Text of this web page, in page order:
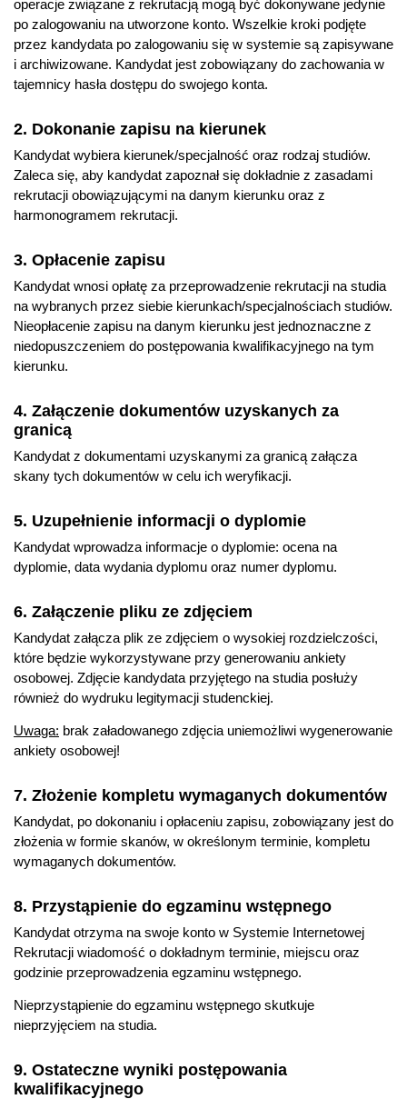
– charakterystyczne dla danej specjalności. Są to:
Dla specjalności akustyka audiologiczna:
Projekt Kompleksowej diagnostyki słuchu
Innowacyjne technologie w aparatach słuchowych
Metody neuroobrazowania
Diagnostyka centralnych zaburzeń przetwarzania
słuchowego
Telemedycyna i zdalna diagnostyka
Implanty ślimakowe
Rozszerzona diagnostyka układu słuchowego
Dla specjalności akustyka stosowana:
Modelowanie hałasu lotniczego
Aktywne metody redukcji hałasu
Metody redukcji środowiskowych źródeł hałasu
Dla specjalności dźwięk i multimedia:
Projekt audiowizualny
Dźwięk w filmach i grach
Wizualizacje i animacje
Kompetencje absolwenta
Posiada wiedzę i umiejętności w zakresie wykorzystania
narzędzi statystycznych i programistycznych w swojej
Jest przygotowany do podjęcia studiów doktoranckich na
Jest przygotowany do wykonywania pracy lub prowadzenia
reżyseria dźwięku, ochrona środowiska przed hałasem,
multimedia, zastosowania ultradźwięków w medycynie.
Perspektywy zawodowe
punkty protetyczne (dopasowanie aparatów słuchowych,
wykonywanie badań słuchu);
szpitale, kliniki (wykonywanie badań słuchu, programowanie
dystrybutorzy aparatów słuchowych;
audiometrycznego;
inspektoraty ochrony środowiska;
operacje związane z rekrutacją mogą być dokonywane jedynie
po zalogowaniu na utworzone konto. Wszelkie kroki podjęte
przez kandydata po zalogowaniu się w systemie są zapisywane
i archiwizowane. Kandydat jest zobowiązany do zachowania w
tajemnicy hasła dostępu do swojego konta.
2. Dokonanie zapisu na kierunek
Kandydat wybiera kierunek/specjalność oraz rodzaj studiów.
Zaleca się, aby kandydat zapoznał się dokładnie z zasadami
rekrutacji obowiązującymi na danym kierunku oraz z
harmonogramem rekrutacji.
3. Opłacenie zapisu
Kandydat wnosi opłatę za przeprowadzenie rekrutacji na studia
na wybranych przez siebie kierunkach/specjalnościach studiów.
Nieopłacenie zapisu na danym kierunku jest jednoznaczne z
niedopuszczeniem do postępowania kwalifikacyjnego na tym
kierunku.
4. Załączenie dokumentów uzyskanych za
granicą
Kandydat z dokumentami uzyskanymi za granicą załącza
skany tych dokumentów w celu ich weryfikacji.
5. Uzupełnienie informacji o dyplomie
Kandydat wprowadza informacje o dyplomie: ocena na
dyplomie, data wydania dyplomu oraz numer dyplomu.
6. Załączenie pliku ze zdjęciem
Kandydat załącza plik ze zdjęciem o wysokiej rozdzielczości,
które będzie wykorzystywane przy generowaniu ankiety
osobowej. Zdjęcie kandydata przyjętego na studia posłuży
również do wydruku legitymacji studenckiej.
Uwaga: brak załadowanego zdjęcia uniemożliwi wygenerowanie
ankiety osobowej!
7. Złożenie kompletu wymaganych dokumentów
Kandydat, po dokonaniu i opłaceniu zapisu, zobowiązany jest do
złożenia w formie skanów, w określonym terminie, kompletu
wymaganych dokumentów.
8. Przystąpienie do egzaminu wstępnego
Kandydat otrzyma na swoje konto w Systemie Internetowej
Rekrutacji wiadomość o dokładnym terminie, miejscu oraz
godzinie przeprowadzenia egzaminu wstępnego.
Nieprzystąpienie do egzaminu wstępnego skutkuje
nieprzyjęciem na studia.
9. Ostateczne wyniki postępowania
kwalifikacyjnego